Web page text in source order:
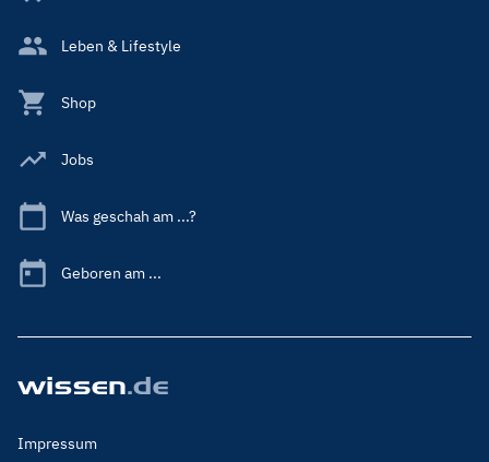
Leben & Lifestyle
Shop
Jobs
Was geschah am ...?
Geboren am ...
Footer
Impressum